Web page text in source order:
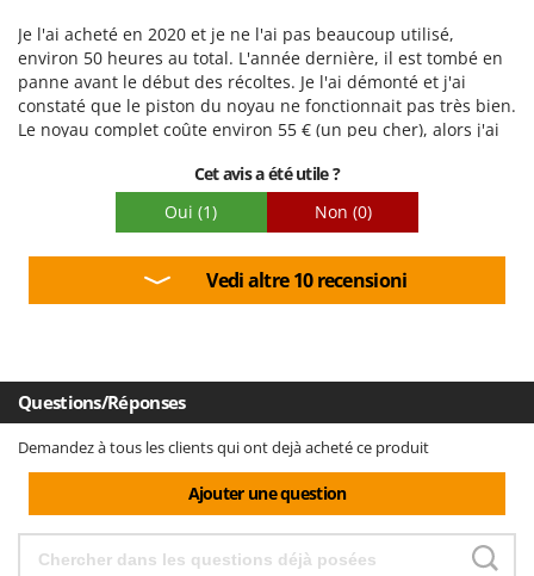
Qualité / Prix
Facilité de montage
Emballage
Je l'ai acheté en 2020 et je ne l'ai pas beaucoup utilisé,
environ 50 heures au total. L'année dernière, il est tombé en
panne avant le début des récoltes. Je l'ai démonté et j'ai
constaté que le piston du noyau ne fonctionnait pas très bien.
Le noyau complet coûte environ 55 € (un peu cher), alors j'ai
Cet avis a été utile ?
Oui (1) Non (0)
Vedi altre 10 recensioni
Questions/Réponses
Demandez à tous les clients qui ont dejà acheté ce produit
Ajouter une question